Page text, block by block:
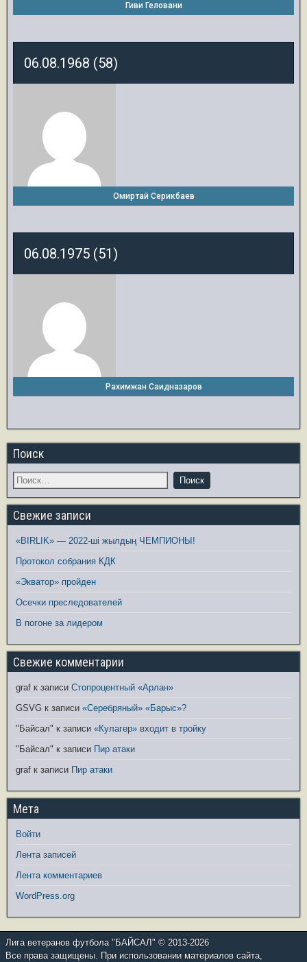
Гиви Геловани
06.08.1968 (58)
Омиртай Серикбаев
06.08.1975 (51)
Рахимжан Саидназаров
Поиск
Свежие записи
«BIRLIK» — 2022-ші жылдың ЧЕМПИОНЫ!
Протокол собрания КДК
«Экватор» пройден
Осечки преследователей
В погоне за лидером
Свежие комментарии
graf к записи Стопроцентный «Арлан»
GSVG к записи «Серебряный» «Барыс»?
"Байсал" к записи «Кулагер» входит в тройку
"Байсал" к записи Пир атаки
graf к записи Пир атаки
Мета
Войти
Лента записей
Лента комментариев
WordPress.org
Лига ветеранов футбола "БАЙСАЛ" © 2013-2026
Все права защищены. При использовании материалов сайта,